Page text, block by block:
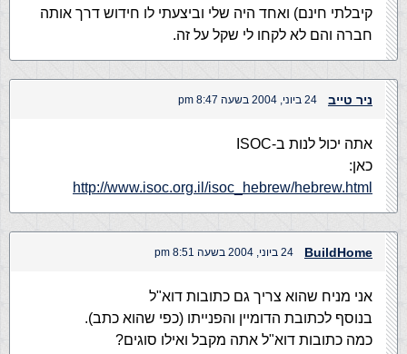
קיבלתי חינם) ואחד היה שלי וביצעתי לו חידוש דרך אותה
חברה והם לא לקחו לי שקל על זה.
ניר טייב 24 ביוני, 2004 בשעה 8:47 pm
אתה יכול לנות ב-ISOC
כאן:
http://www.isoc.org.il/isoc_hebrew/hebrew.html
BuildHome 24 ביוני, 2004 בשעה 8:51 pm
אני מניח שהוא צריך גם כתובות דוא"ל
בנוסף לכתובת הדומיין והפנייתו (כפי שהוא כתב).
כמה כתובות דוא"ל אתה מקבל ואילו סוגים?